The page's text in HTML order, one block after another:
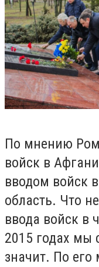
По мнению
войск в
вводом войск
область. Что
ввода войск в
2015 годах мы
значит. По